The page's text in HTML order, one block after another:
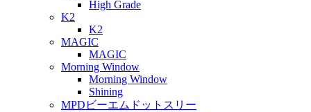
High Grade
K2
K2
MAGIC
MAGIC
Morning Window
Morning Window
Shining
MPDビーエムドットスリー